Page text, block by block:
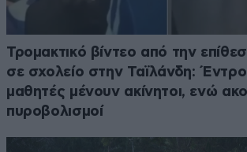
Τρομακτικό βίντεο από την
σε σχολείο στην Ταϊλάνδη:
μαθητές μένουν ακίνητοι, ενώ
πυροβολισμοί